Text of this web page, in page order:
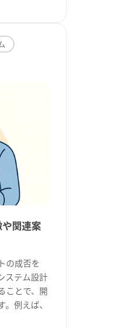
関連案
の成否を
ステム設計
ことで、開
例えば、